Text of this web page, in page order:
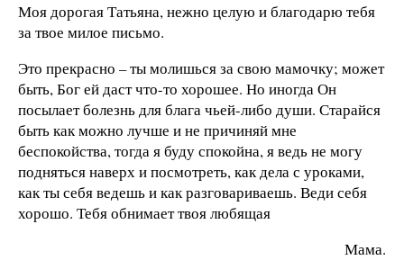
Моя дорогая Татьяна, нежно целую и благодарю тебя
за твое милое письмо.
Это прекрасно – ты молишься за свою мамочку; может
быть, Бог ей даст что-то хорошее. Но иногда Он
посылает болезнь для блага чьей-либо души. Старайся
быть как можно лучше и не причиняй мне
беспокойства, тогда я буду спокойна, я ведь не могу
подняться наверх и посмотреть, как дела с уроками,
как ты себя ведешь и как разговариваешь. Веди себя
хорошо. Тебя обнимает твоя любящая
Мама.